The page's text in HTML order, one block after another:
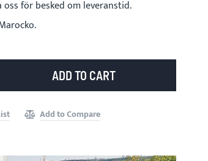
för besked om leveranstid.
ADD TO CART
Add to Compare